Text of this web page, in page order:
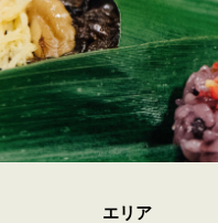
エリア